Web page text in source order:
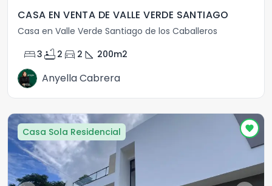
CASA EN VENTA DE VALLE VERDE SANTIAGO
Casa en Valle Verde Santiago de los Caballeros
bed3 bathtub 2 directions_car 2 square_foot 200m2
Anyella Cabrera
Casa Sola Residencial